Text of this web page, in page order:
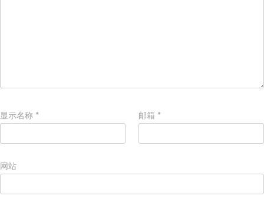
显示名称 * 邮箱 *
网站